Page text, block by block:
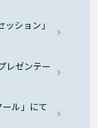
ション」
レゼンテー
ル」にて